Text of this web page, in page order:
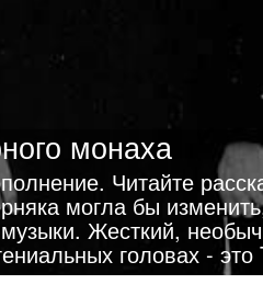
монаха
Читайте
могла бы
Жесткий,
головах -